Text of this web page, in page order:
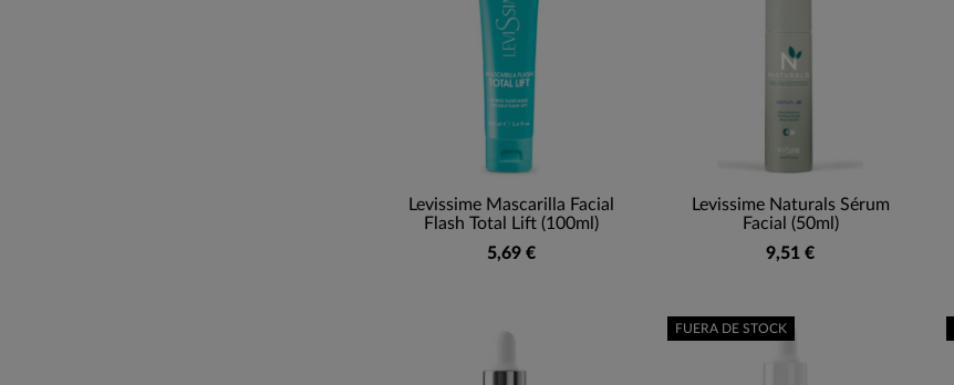
Levissime Mascarilla Facial
Flash Total Lift (100ml)
5,69 €
Levissime Naturals Sérum
Facial (50ml)
9,51 €
FUERA DE STOCK